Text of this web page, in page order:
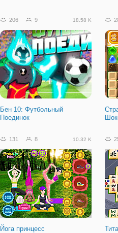
206 9 18.58 K
Бен 10: Футбольный
Поединок
131 8 10.32 K
Йога принцесс